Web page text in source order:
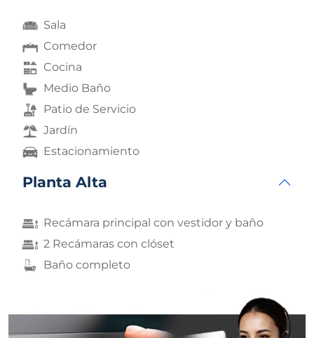
Sala
Comedor
Cocina
Medio Baño
Patio de Servicio
Jardín
Estacionamiento
Planta Alta
Recámara principal con vestidor y baño
2 Recámaras con clóset
Baño completo